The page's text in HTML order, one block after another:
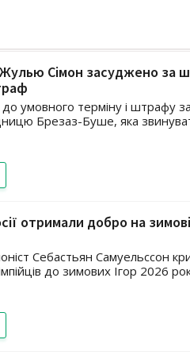
Жулью Сімон засуджено за
умовного терміну і штрафу
Брезаз-Буше, яка
отримали добро на
Себастьян Самуельссон
до зимових Ігор 2026